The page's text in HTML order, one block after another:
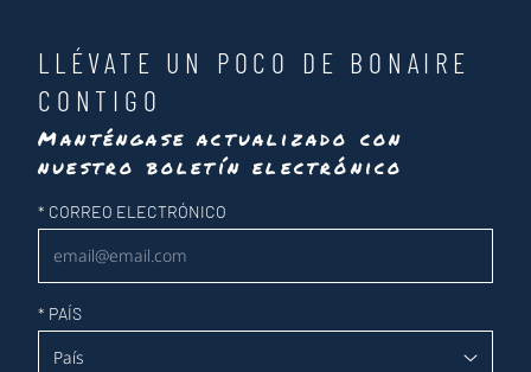
LLÉVATE UN POCO DE BONAIRE
CONTIGO
Manténgase actualizado con
nuestro boletín electrónico
Newsletter
* CORREO ELECTRÓNICO
* PAÍS